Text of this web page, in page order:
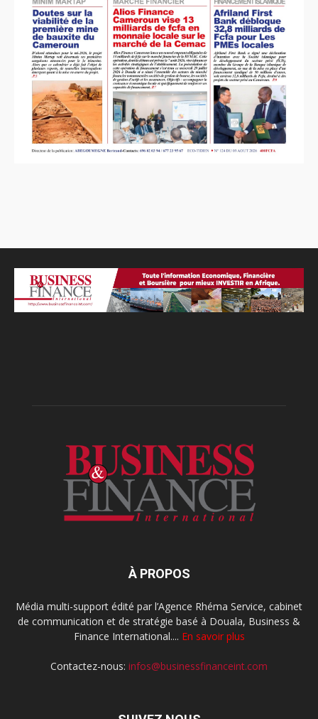
À PROPOS
Média multi-support édité par l’Agence Rhéma Service, cabinet
de communication et de stratégie basé à Douala, Business &
Finance International.... En savoir plus
Contactez-nous: infos@businessfinanceint.com